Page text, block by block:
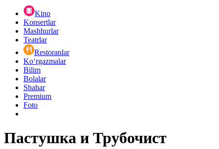
Kino
Konsertlar
Mashhurlar
Teatrlar
Restoranlar
Ko‘rgazmalar
Bilim
Bolalar
Shahar
Premium
Foto
Пастушка и Трубочист